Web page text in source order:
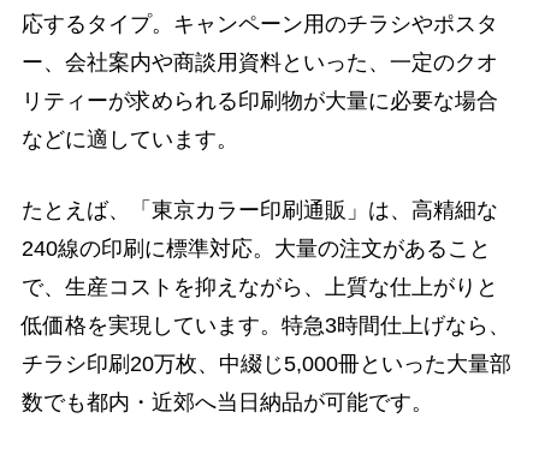
応するタイプ。キャンペーン用のチラシやポスタ
ー、会社案内や商談用資料といった、一定のクオ
リティーが求められる印刷物が大量に必要な場合
などに適しています。
たとえば、「東京カラー印刷通販」は、高精細な
240線の印刷に標準対応。大量の注文があること
で、生産コストを抑えながら、上質な仕上がりと
低価格を実現しています。特急3時間仕上げなら、
チラシ印刷20万枚、中綴じ5,000冊といった大量部
数でも都内・近郊へ当日納品が可能です。